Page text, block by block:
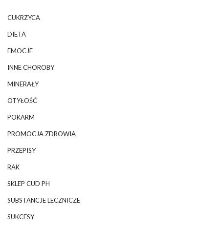
CUKRZYCA
DIETA
EMOCJE
INNE CHOROBY
MINERAŁY
OTYŁOŚĆ
POKARM
PROMOCJA ZDROWIA
PRZEPISY
RAK
SKLEP CUD PH
SUBSTANCJE LECZNICZE
SUKCESY